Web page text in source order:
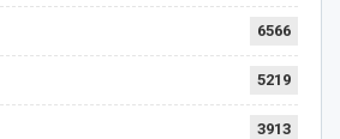
6566
5219
3913